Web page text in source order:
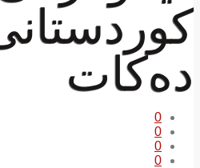
دەکات
0
0
0
0